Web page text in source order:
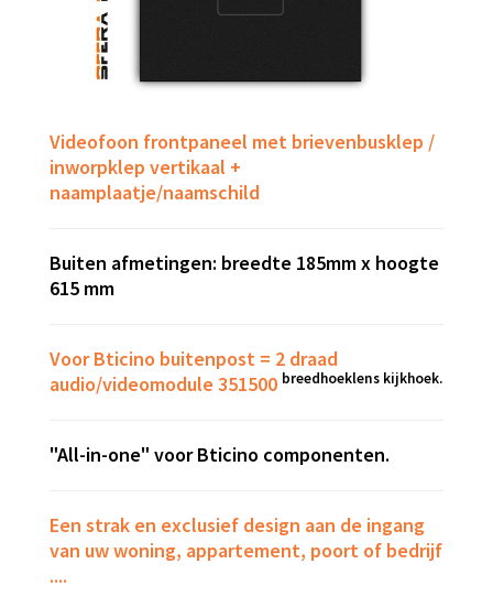
Videofoon frontpaneel met brievenbusklep /
inworpklep vertikaal +
naamplaatje/naamschild
Buiten afmetingen: breedte 185mm x hoogte
615 mm
Voor Bticino buitenpost = 2 draad
audio/videomodule 351500 breedhoeklens kijkhoek.
"All-in-one" voor Bticino componenten.
Een strak en exclusief design aan de ingang
van uw woning, appartement, poort of bedrijf
....